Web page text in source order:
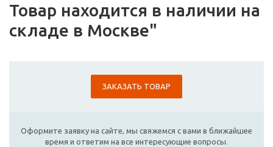
Товар находится в наличии на
складе в Москве"
ЗАКАЗАТЬ ТОВАР
Оформите заявку на сайте, мы свяжемся с вами в ближайшее
время и ответим на все интересующие вопросы.